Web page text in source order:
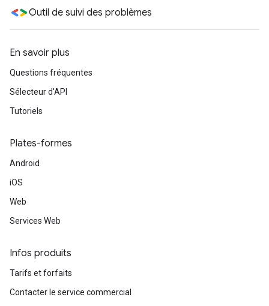
Outil de suivi des problèmes
En savoir plus
Questions fréquentes
Sélecteur d'API
Tutoriels
Plates-formes
Android
iOS
Web
Services Web
Infos produits
Tarifs et forfaits
Contacter le service commercial